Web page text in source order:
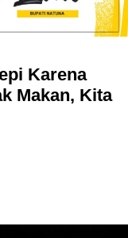
Karena
Makan, Kita